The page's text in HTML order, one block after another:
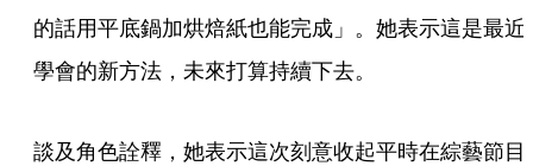
的話用平底鍋加烘焙紙也能完成」。她表示這是最近
學會的新方法，未來打算持續下去。
談及角色詮釋，她表示這次刻意收起平時在綜藝節目